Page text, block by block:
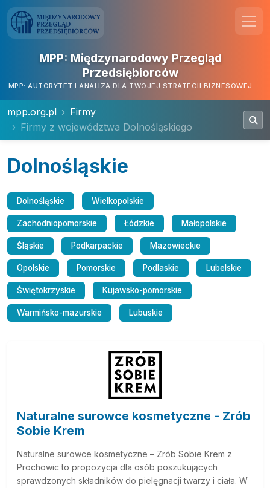
MPP: Międzynarodowy Przegląd
Przedsiębiorców
MPP: AUTORYTET I ANALIZA DLA TWOJEJ STRATEGII BIZNESOWEJ
mpp.org.pl
Firmy
Firmy z województwa Dolnośląskiego
Dolnośląskie
Dolnośląskie Wielkopolskie
Zachodniopomorskie Łódzkie Małopolskie
Śląskie Podkarpackie Mazowieckie
Opolskie Pomorskie Podlaskie Lubelskie
Świętokrzyskie Kujawsko-pomorskie
Warmińsko-mazurskie Lubuskie
Naturalne surowce kosmetyczne - Zrób
Sobie Krem
Naturalne surowce kosmetyczne – Zrób Sobie Krem z
Prochowic to propozycja dla osób poszukujących
sprawdzonych składników do pielęgnacji twarzy i ciała. W